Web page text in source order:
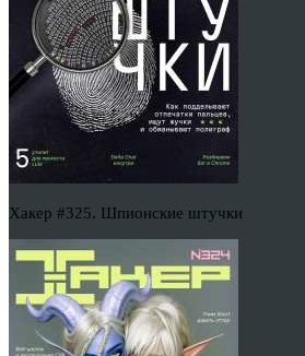
Хакер #325. Шпионские штучки